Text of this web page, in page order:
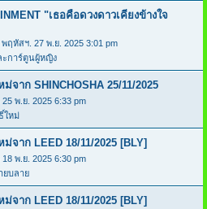
"เธอคือดวงดาวเคียงข้างใจ
พฤหัสฯ. 27 พ.ย. 2025 3:01 pm
ะการ์ตูนผู้หญิง
จาก SHINCHOSHA 25/11/2025
25 พ.ย. 2025 6:33 pm
ใหม่
จาก LEED 18/11/2025 [BLY]
18 พ.ย. 2025 6:30 pm
ยบลาย
จาก LEED 18/11/2025 [BLY]